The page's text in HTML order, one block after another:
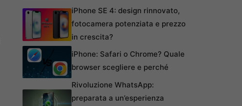
iPhone SE 4: design rinnovato,
fotocamera potenziata e prezzo
in crescita?
iPhone: Safari o Chrome? Quale
browser scegliere e perché
Rivoluzione WhatsApp:
preparata a un’esperienza